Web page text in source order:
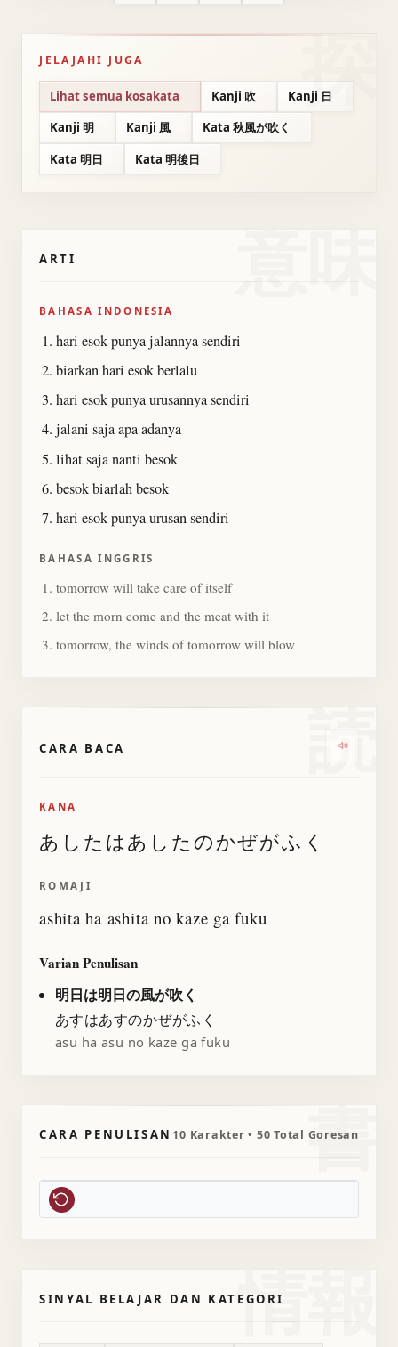
JELAJAHI JUGA
Lihat semua kosakata Kanji 吹
Kanji 日
Kanji 明
Kanji 風
Kata 秋風が吹く
Kata 明日
Kata 明後日
意味
ARTI
BAHASA INDONESIA
hari esok punya jalannya sendiri
biarkan hari esok berlalu
hari esok punya urusannya sendiri
jalani saja apa adanya
lihat saja nanti besok
besok biarlah besok
hari esok punya urusan sendiri
BAHASA INGGRIS
tomorrow will take care of itself
let the morn come and the meat with it
tomorrow, the winds of tomorrow will blow
読
CARA BACA
KANA
あしたはあしたのかぜがふく
ROMAJI
ashita ha ashita no kaze ga fuku
Varian Penulisan
明日は明日の風が吹く
あすはあすのかぜがふく
asu ha asu no kaze ga fuku
書
CARA PENULISAN 10 Karakter • 50 Total Goresan
情報
SINYAL BELAJAR DAN KATEGORI